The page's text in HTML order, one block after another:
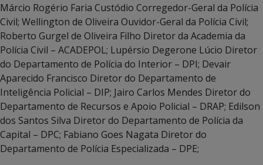
Márcio Rogério Faria Custódio Corregedor-Geral da Polícia
Civil; Wellington de Oliveira Ouvidor-Geral da Polícia Civil;
Roberto Gurgel de Oliveira Filho Diretor da Academia da
Polícia Civil – ACADEPOL; Lupérsio Degerone Lúcio Diretor
do Departamento de Polícia do Interior – DPI; Devair
Aparecido Francisco Diretor do Departamento de
Inteligência Policial – DIP; Jairo Carlos Mendes Diretor do
Departamento de Recursos e Apoio Policial – DRAP; Edilson
dos Santos Silva Diretor do Departamento de Polícia da
Capital – DPC; Fabiano Goes Nagata Diretor do
Departamento de Polícia Especializada – DPE;